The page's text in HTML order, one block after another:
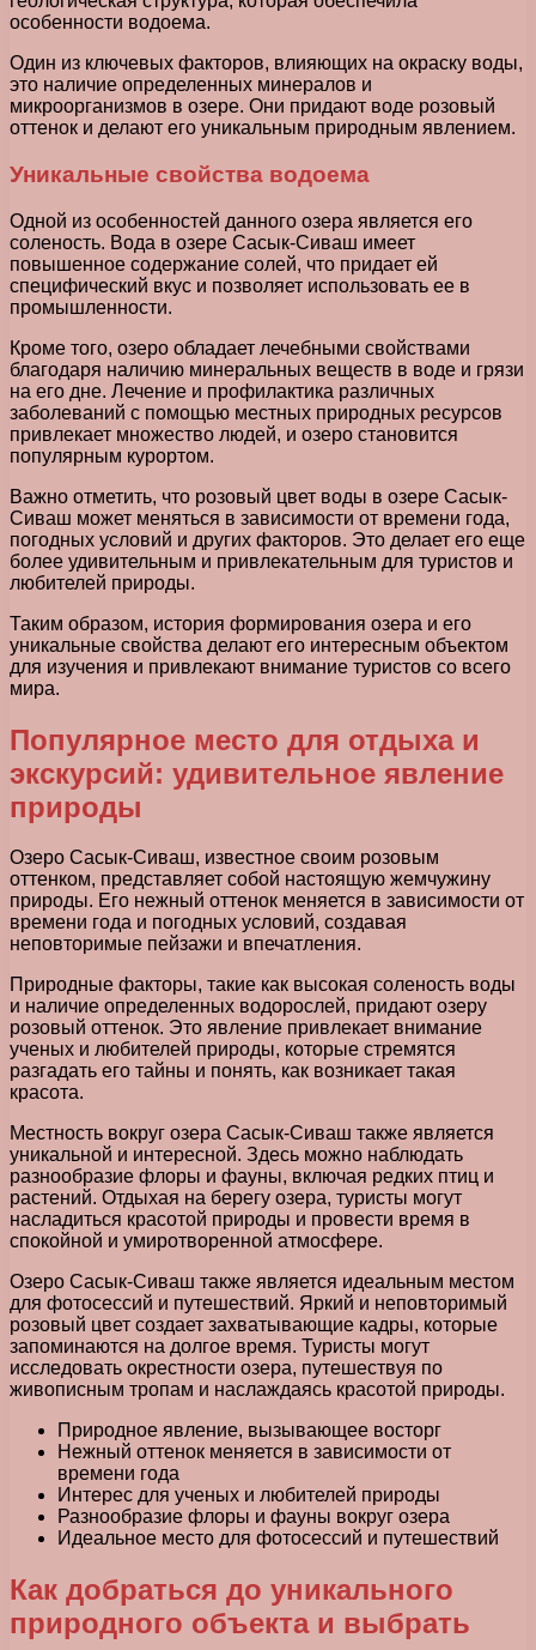
особенности водоема.
Один из ключевых факторов, влияющих на окраску воды,
это наличие определенных минералов и
микроорганизмов в озере. Они придают воде розовый
оттенок и делают его уникальным природным явлением.
Уникальные свойства водоема
Одной из особенностей данного озера является его
соленость. Вода в озере Сасык-Сиваш имеет
повышенное содержание солей, что придает ей
специфический вкус и позволяет использовать ее в
промышленности.
Кроме того, озеро обладает лечебными свойствами
благодаря наличию минеральных веществ в воде и грязи
на его дне. Лечение и профилактика различных
заболеваний с помощью местных природных ресурсов
привлекает множество людей, и озеро становится
популярным курортом.
Важно отметить, что розовый цвет воды в озере Сасык-
Сиваш может меняться в зависимости от времени года,
погодных условий и других факторов. Это делает его еще
более удивительным и привлекательным для туристов и
любителей природы.
Таким образом, история формирования озера и его
уникальные свойства делают его интересным объектом
для изучения и привлекают внимание туристов со всего
мира.
Популярное место для отдыха и
экскурсий: удивительное явление
природы
Озеро Сасык-Сиваш, известное своим розовым
оттенком, представляет собой настоящую жемчужину
природы. Его нежный оттенок меняется в зависимости от
времени года и погодных условий, создавая
неповторимые пейзажи и впечатления.
Природные факторы, такие как высокая соленость воды
и наличие определенных водорослей, придают озеру
розовый оттенок. Это явление привлекает внимание
ученых и любителей природы, которые стремятся
разгадать его тайны и понять, как возникает такая
красота.
Местность вокруг озера Сасык-Сиваш также является
уникальной и интересной. Здесь можно наблюдать
разнообразие флоры и фауны, включая редких птиц и
растений. Отдыхая на берегу озера, туристы могут
насладиться красотой природы и провести время в
спокойной и умиротворенной атмосфере.
Озеро Сасык-Сиваш также является идеальным местом
для фотосессий и путешествий. Яркий и неповторимый
розовый цвет создает захватывающие кадры, которые
запоминаются на долгое время. Туристы могут
исследовать окрестности озера, путешествуя по
живописным тропам и наслаждаясь красотой природы.
Природное явление, вызывающее восторг
Нежный оттенок меняется в зависимости от
времени года
Интерес для ученых и любителей природы
Разнообразие флоры и фауны вокруг озера
Идеальное место для фотосессий и путешествий
Как добраться до уникального
природного объекта и выбрать